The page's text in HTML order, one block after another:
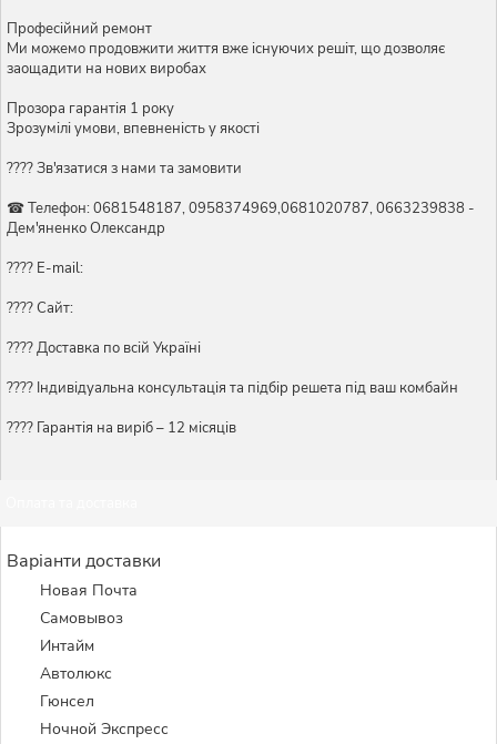
Професійний ремонт
Ми можемо продовжити життя вже існуючих решіт, що дозволяє
заощадити на нових виробах
Прозора гарантія 1 року
Зрозумілі умови, впевненість у якості
???? Зв'язатися з нами та замовити
☎ Телефон: 0681548187, 0958374969,0681020787, 0663239838 -
Дем'яненко Олександр
???? E-mail:
???? Сайт:
???? Доставка по всій Україні
????️ Індивідуальна консультація та підбір решета під ваш комбайн
???? Гарантія на виріб – 12 місяців
Варіанти доставки
Новая Почта
Самовывоз
Интайм
Автолюкс
Гюнсел
Ночной Экспресс